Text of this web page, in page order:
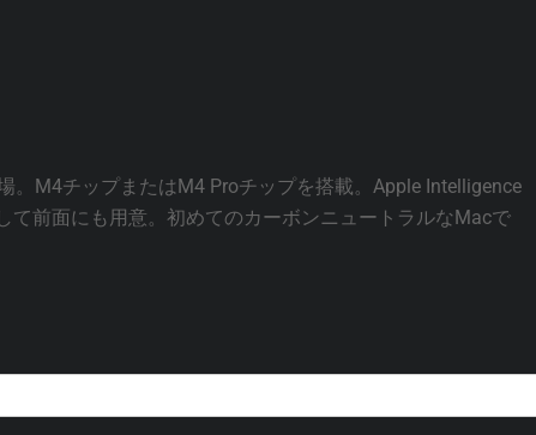
。M4チップまたはM4 Proチップを搭載。Apple Intelligence
て前面にも用意。初めてのカーボンニュートラルなMacで